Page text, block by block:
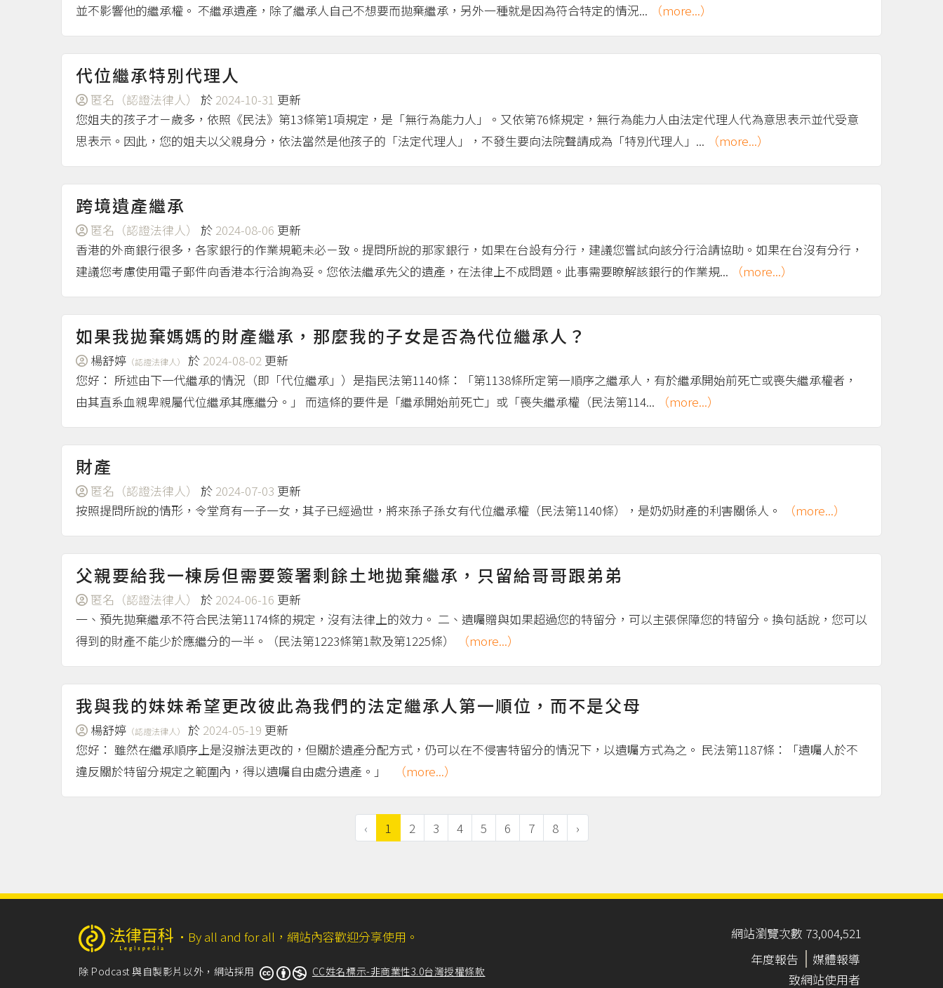
並不影響他的繼承權。 不繼承遺產，除了繼承人自己不想要而拋棄繼承，另外一種就是因為符合特定的情況...
（more...）
代位繼承特別代理人
匿名（認證法律人） 於 2024-10-31 更新
您姐夫的孩子才ㄧ歲多，依照《民法》第13條第1項規定，是「無行為能力人」。又依第76條規定，無行為能力人由法定代理人代為意思表示並代受意
思表示。因此，您的姐夫以父親身分，依法當然是他孩子的「法定代理人」，不發生要向法院聲請成為「特別代理人」...
（more...）
跨境遺產繼承
匿名（認證法律人） 於 2024-08-06 更新
香港的外商銀行很多，各家銀行的作業規範未必ㄧ致。提問所說的那家銀行，如果在台設有分行，建議您嘗試向該分行洽請協助。如果在台沒有分行，
建議您考慮使用電子郵件向香港本行洽詢為妥。您依法繼承先父的遺產，在法律上不成問題。此事需要瞭解該銀行的作業規...
（more...）
如果我拋棄媽媽的財產繼承，那麼我的子女是否為代位繼承人？
楊舒婷 （認證法律人） 於 2024-08-02 更新
您好： 所述由下一代繼承的情況（即「代位繼承」）是指民法第1140條：「第1138條所定第一順序之繼承人，有於繼承開始前死亡或喪失繼承權者，
由其直系血親卑親屬代位繼承其應繼分。」 而這條的要件是「繼承開始前死亡」或「喪失繼承權（民法第114...
（more...）
財產
匿名（認證法律人） 於 2024-07-03 更新
按照提問所說的情形，令堂育有一子一女，其子已經過世，將來孫子孫女有代位繼承權（民法第1140條），是奶奶財產的利害關係人。
（more...）
父親要給我一棟房但需要簽署剩餘土地拋棄繼承，只留給哥哥跟弟弟
匿名（認證法律人） 於 2024-06-16 更新
一、預先拋棄繼承不符合民法第1174條的規定，沒有法律上的效力。 二、遺囑贈與如果超過您的特留分，可以主張保障您的特留分。換句話說，您可以
得到的財產不能少於應繼分的一半。（民法第1223條第1款及第1225條）
（more...）
我與我的妹妹希望更改彼此為我們的法定繼承人第一順位，而不是父母
楊舒婷 （認證法律人） 於 2024-05-19 更新
您好： 雖然在繼承順序上是沒辦法更改的，但關於遺產分配方式，仍可以在不侵害特留分的情況下，以遺囑方式為之。 民法第1187條：「遺囑人於不
違反關於特留分規定之範圍內，得以遺囑自由處分遺產。」
（more...）
‹ 1 2 3 4 5 6 7 8 ›
‧ By all and for all，網站內容歡迎分享使用。
除 Podcast 與自製影片以外，網站採用 CC姓名標示-非商業性3.0台灣授權條款
網站瀏覽次數 73,004,521
年度報告
媒體報導
致網站使用者